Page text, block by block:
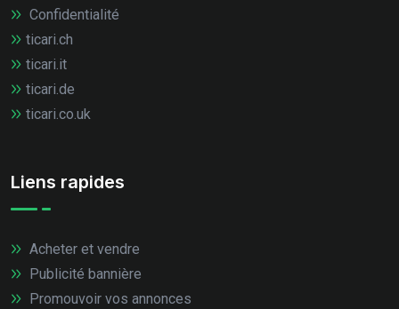
Confidentialité
ticari.ch
ticari.it
ticari.de
ticari.co.uk
Liens rapides
Acheter et vendre
Publicité bannière
Promouvoir vos annonces